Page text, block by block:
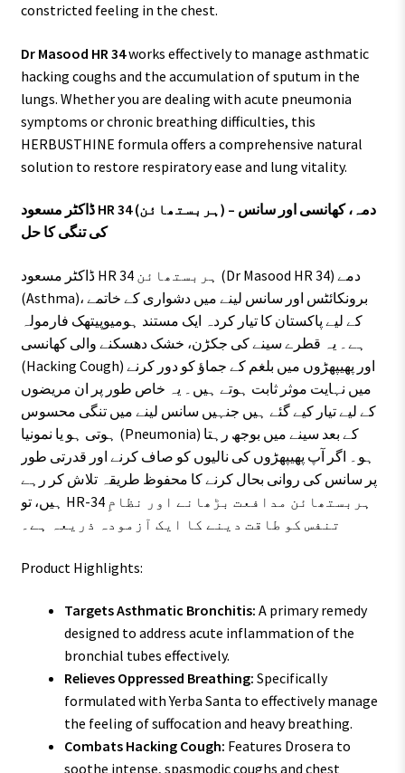
constricted feeling in the chest.
Dr Masood HR 34works effectively to manage asthmatic
hacking coughs and the accumulation of sputum in the
lungs. Whether you are dealing with acute pneumonia
symptoms or chronic breathing difficulties, this
HERBUSTHINE formula offers a comprehensive natural
solution to restore respiratory ease and lung vitality.
ڈاکٹر مسعود HR 34 (ہربستھائن) – دمہ، کھانسی اور سانس
کی تنگی کا حل
ڈاکٹر مسعود HR 34 ہربستھائن (Dr Masood HR 34) دمے
(Asthma)، برونکائٹس اور سانس لینے میں دشواری کے خاتمے
کے لیے پاکستان کا تیار کردہ ایک مستند ہومیوپیتھک فارمولہ
ہے۔ یہ قطرے سینے کی جکڑن، خشک دھسکنے والی کھانسی
(Hacking Cough) اور پھیپھڑوں میں بلغم کے جماؤ کو دور کرنے
میں نہایت موثر ثابت ہوتے ہیں۔ یہ خاص طور پر ان مریضوں
کے لیے تیار کیے گئے ہیں جنہیں سانس لینے میں تنگی محسوس
ہوتی ہو یا نمونیا (Pneumonia) کے بعد سینے میں بوجھ رہتا
ہو۔ اگر آپ پھیپھڑوں کی نالیوں کو صاف کرنے اور قدرتی طور
پر سانس کی روانی بحال کرنے کا محفوظ طریقہ تلاش کر رہے
ہیں، تو HR-34 ہربستھائن مدافعت بڑھانے اور نظامِ
تنفس کو طاقت دینے کا ایک آزمودہ ذریعہ ہے۔
Product Highlights:
Targets Asthmatic Bronchitis: A primary remedy
designed to address acute inflammation of the
bronchial tubes effectively.
Relieves Oppressed Breathing: Specifically
formulated with Yerba Santa to effectively manage
the feeling of suffocation and heavy breathing.
Combats Hacking Cough: Features Drosera to
soothe intense, spasmodic coughs and chest